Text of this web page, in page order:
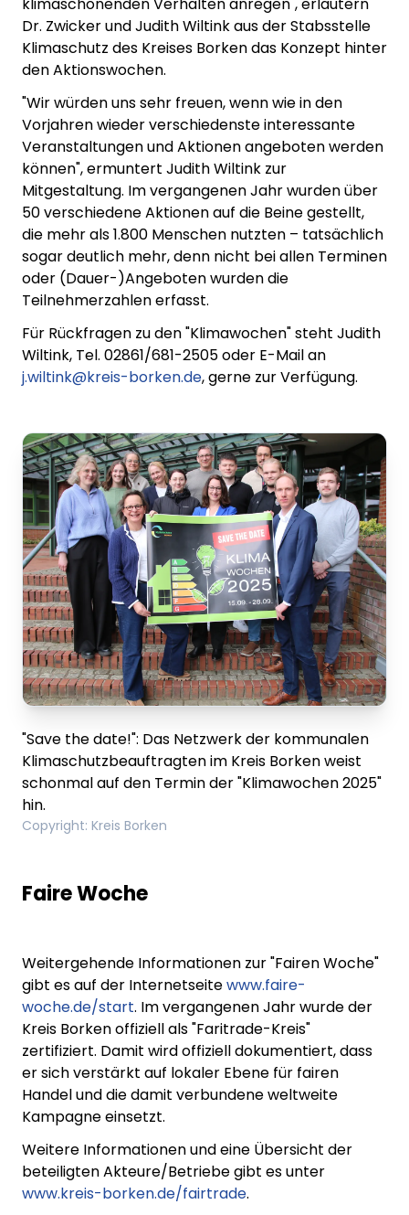
Dr. Zwicker und Judith Wiltink aus der Stabsstelle
Klimaschutz des Kreises Borken das Konzept hinter
den Aktionswochen.
"Wir würden uns sehr freuen, wenn wie in den
Vorjahren wieder verschiedenste interessante
Veranstaltungen und Aktionen angeboten werden
können", ermuntert Judith Wiltink zur
Mitgestaltung. Im vergangenen Jahr wurden über
50 verschiedene Aktionen auf die Beine gestellt,
die mehr als 1.800 Menschen nutzten – tatsächlich
sogar deutlich mehr, denn nicht bei allen Terminen
oder (Dauer-)Angeboten wurden die
Teilnehmerzahlen erfasst.
Für Rückfragen zu den "Klimawochen" steht Judith
Wiltink, Tel. 02861/681-2505 oder E-Mail an
j.wiltink@kreis-borken.de, gerne zur Verfügung.
"Save the date!": Das Netzwerk der kommunalen
Klimaschutzbeauftragten im Kreis Borken weist
schonmal auf den Termin der "Klimawochen 2025"
hin.
Copyright: Kreis Borken
Faire Woche
Weitergehende Informationen zur "Fairen Woche"
gibt es auf der Internetseitewww.faire-
woche.de/start. Im vergangenen Jahr wurde der
Kreis Borken offiziell als "Faritrade-Kreis"
zertifiziert. Damit wird offiziell dokumentiert, dass
er sich verstärkt auf lokaler Ebene für fairen
Handel und die damit verbundene weltweite
Kampagne einsetzt.
Weitere Informationen und eine Übersicht der
beteiligten Akteure/Betriebe gibt es unter
www.kreis-borken.de/fairtrade.